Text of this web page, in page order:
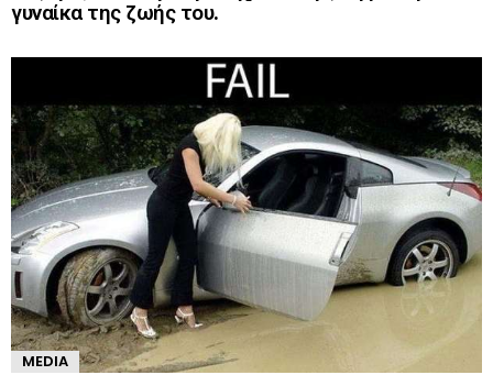
γυναίκα της ζωής του.
MEDIA